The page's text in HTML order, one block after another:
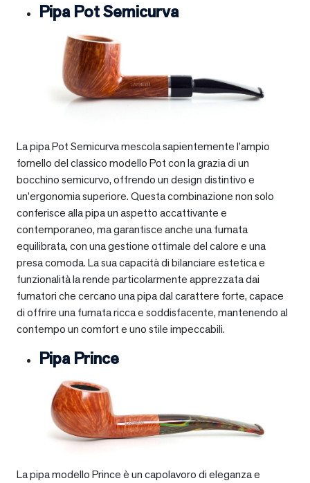
Pipa Pot Semicurva
La pipa Pot Semicurva mescola sapientemente l’ampio
fornello del classico modello Pot con la grazia di un
bocchino semicurvo, offrendo un design distintivo e
un’ergonomia superiore. Questa combinazione non solo
conferisce alla pipa un aspetto accattivante e
contemporaneo, ma garantisce anche una fumata
equilibrata, con una gestione ottimale del calore e una
presa comoda. La sua capacità di bilanciare estetica e
funzionalità la rende particolarmente apprezzata dai
fumatori che cercano una pipa dal carattere forte, capace
di offrire una fumata ricca e soddisfacente, mantenendo al
contempo un comfort e uno stile impeccabili.
Pipa Prince
La pipa modello Prince è un capolavoro di eleganza e